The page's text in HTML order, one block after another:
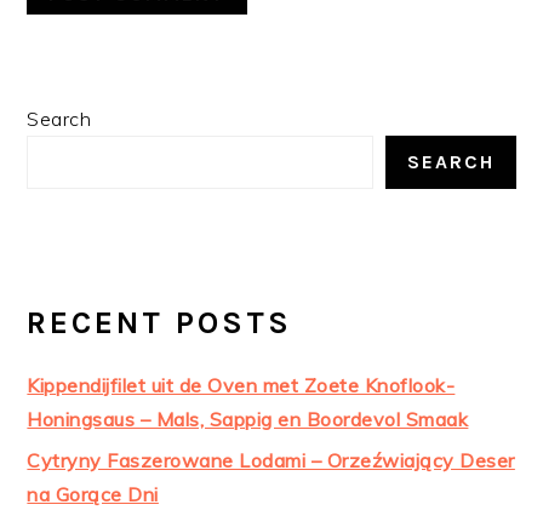
PRIMARY
Search
SEARCH
RECENT POSTS
Kippendijfilet uit de Oven met Zoete Knoflook-
Honingsaus – Mals, Sappig en Boordevol Smaak
Cytryny Faszerowane Lodami – Orzeźwiający Deser
na Gorące Dni